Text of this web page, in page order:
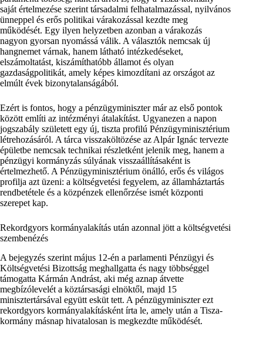
saját értelmezése szerint társadalmi felhatalmazással, nyilvános
ünneppel és erős politikai várakozással kezdte meg
működését. Egy ilyen helyzetben azonban a várakozás
nagyon gyorsan nyomássá válik. A választók nemcsak új
hangnemet várnak, hanem látható intézkedéseket,
elszámoltatást, kiszámíthatóbb államot és olyan
gazdaságpolitikát, amely képes kimozdítani az országot az
elmúlt évek bizonytalanságából.
Ezért is fontos, hogy a pénzügyminiszter már az első pontok
között említi az intézményi átalakítást. Ugyanezen a napon
jogszabály született egy új, tiszta profilú Pénzügyminisztérium
létrehozásáról. A tárca visszaköltözése az Alpár Ignác tervezte
épületbe nemcsak technikai részletként jelenik meg, hanem a
pénzügyi kormányzás súlyának visszaállításaként is
értelmezhető. A Pénzügyminisztérium önálló, erős és világos
profilja azt üzeni: a költségvetési fegyelem, az államháztartás
rendbetétele és a közpénzek ellenőrzése ismét központi
szerepet kap.
Rekordgyors kormányalakítás után azonnal jött a költségvetési
szembenézés
A bejegyzés szerint május 12-én a parlamenti Pénzügyi és
Költségvetési Bizottság meghallgatta és nagy többséggel
támogatta Kármán Andrást, aki még aznap átvette
megbízólevelét a köztársasági elnöktől, majd 15
minisztertársával együtt esküt tett. A pénzügyminiszter ezt
rekordgyors kormányalakításként írta le, amely után a Tisza-
kormány másnap hivatalosan is megkezdte működését.